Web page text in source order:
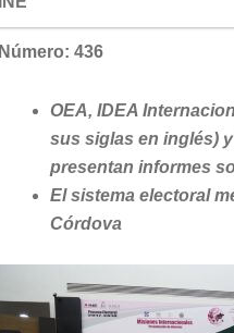
Número: 436
OEA, IDEA
sus siglas en inglés)
presentan informes
El sistema electoral
Córdova